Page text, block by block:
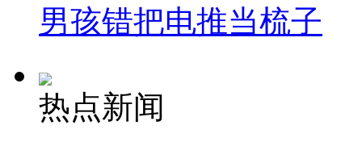
男孩错把电推当梳子
热点新闻